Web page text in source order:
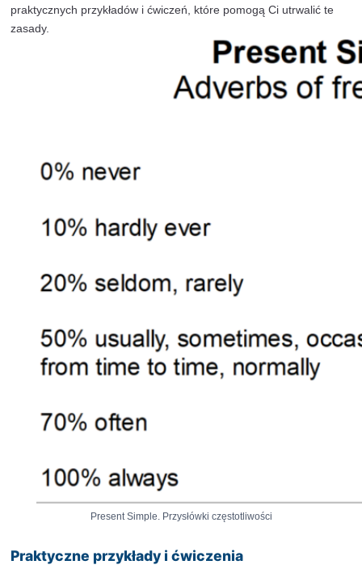
Struktura pytań ogólnych (Yes/No questions):
Do/Does + podmiot + czasownik (w formie
Do you play chess? (Czy grasz w szachy?)
Struktura pytań szczegółowych (Wh- questions):
Wh- word + do/does + podmiot + czasownik (w
Przykłady:
Where does he live? (Gdzie on mieszka?)
angielskiego?)
Przysłówki częstotliwości w Present
Przysłówki częstotliwości określają, jak często dana
głównym czasownikiem, a po czasowniku “to be”.